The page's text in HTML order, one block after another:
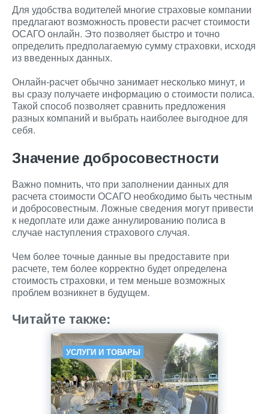
Для удобства водителей многие страховые компании
предлагают возможность провести расчет стоимости
ОСАГО онлайн. Это позволяет быстро и точно
определить предполагаемую сумму страховки, исходя
из введенных данных.
Онлайн-расчет обычно занимает несколько минут, и
вы сразу получаете информацию о стоимости полиса.
Такой способ позволяет сравнить предложения
разных компаний и выбрать наиболее выгодное для
себя.
Значение добросовестности
Важно помнить, что при заполнении данных для
расчета стоимости ОСАГО необходимо быть честным
и добросовестным. Ложные сведения могут привести
к недоплате или даже аннулированию полиса в
случае наступления страхового случая.
Чем более точные данные вы предоставите при
расчете, тем более корректно будет определена
стоимость страховки, и тем меньше возможных
проблем возникнет в будущем.
Читайте также:
УСЛУГИ И ТОВАРЫ